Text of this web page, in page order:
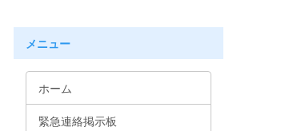
メニュー
ホーム
緊急連絡掲示板